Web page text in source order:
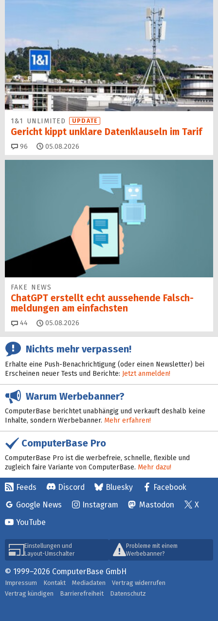
1&1 UNLIMITED UPDATE
Gericht kippt unklare Datenklauseln im Tarif
96 Kommentare
05.08.2026
FAKE NEWS
ChatGPT erstellt echt aussehende Falsch­
mel­dungen am einfachsten
44 Kommentare
05.08.2026
Nichts mehr verpassen!
Erhalte eine Push-Benachrichtigung (oder einen Newsletter) bei
Erscheinen neuer Tests und Berichte: Jetzt anmelden!
Warum Werbebanner?
ComputerBase berichtet unabhängig und verkauft deshalb keine
Inhalte, sondern Werbebanner. Mehr erfahren!
ComputerBase Pro
ComputerBase Pro ist die werbefreie, schnelle, flexible und
zugleich faire Variante von ComputerBase. Mehr dazu!
Feeds Discord Bluesky
Facebook
Google News
Instagram Mastodon
X
YouTube
Einstellungen und
Layout-Umschalter
Probleme mit einem
Werbebanner?
© 1999–2026 ComputerBase GmbH
Impressum Kontakt Mediadaten
Vertrag widerrufen
Vertrag kündigen
Barrierefreiheit Datenschutz